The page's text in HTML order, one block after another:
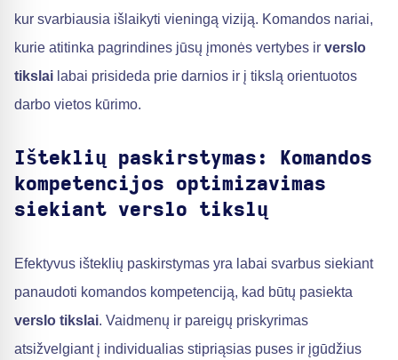
kur svarbiausia išlaikyti vieningą viziją. Komandos nariai,
kurie atitinka pagrindines jūsų įmonės vertybes ir verslo
tikslai labai prisideda prie darnios ir į tikslą orientuotos
darbo vietos kūrimo.
Išteklių paskirstymas: Komandos
kompetencijos optimizavimas
siekiant verslo tikslų
Efektyvus išteklių paskirstymas yra labai svarbus siekiant
panaudoti komandos kompetenciją, kad būtų pasiekta
verslo tikslai. Vaidmenų ir pareigų priskyrimas
atsižvelgiant į individualias stipriąsias puses ir įgūdžius